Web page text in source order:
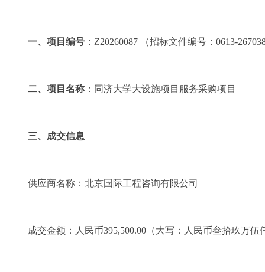
一、项目编号 ： Z20260087 （招标文件编号： 0613-
二、项目名称 ： 同济大学大设施项目服务采购项目
三、成交信息
供应商名称： 北京国际工程咨询有限公司
成交金额： 人民币395,500.00 （大写：人民币叁拾玖万伍